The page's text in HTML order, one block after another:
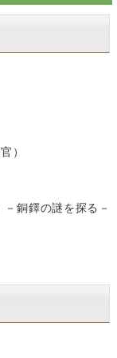
）
銅鐸の謎を探る－